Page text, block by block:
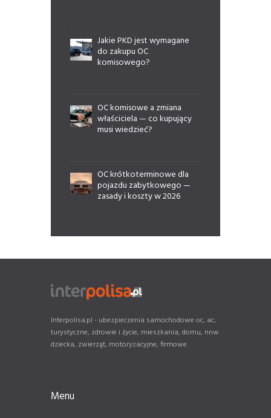
Jakie PKD jest wymagane
do zakupu OC
komisowego?
OC komisowe a zmiana
właściciela — co kupujący
musi wiedzieć?
OC krótkoterminowe dla
pojazdu zabytkowego —
zasady i koszty w 2026
Interpolisa.pl - ubezpieczenia samochodowe oc, ac,
turystyczne, zdrowie i życie, mieszkania, domu, nnw
dziecka, zwierząt, motoryzacyjne, firmowe.
Menu